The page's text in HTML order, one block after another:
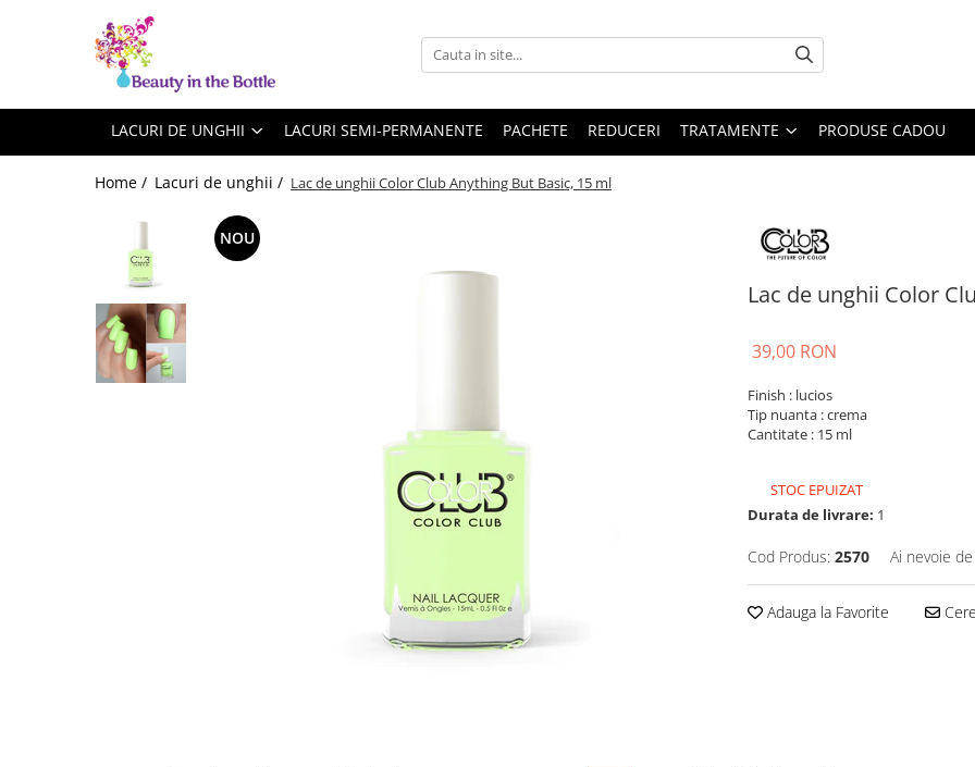
Lacuri de unghii
ILNP
Phoenix Indie
Tratamente
Top Coat
LACURI DE UNGHII LACURI SEMI-PERMANENTE PACHETE REDUCERI TRATAMENTE PRODUSE CADOU
Home / Lacuri de unghii / Lac de unghii Color Club Anything But Basic, 15 ml
Lac de unghii Color
NOU
39,00 RON
Finish : lucios
Tip nuanta : crema
Cantitate : 15 ml
STOC EPUIZAT
Durata de livrare: 1
Cod Produs: 2570 Ai nevoie
Adauga la Favorite